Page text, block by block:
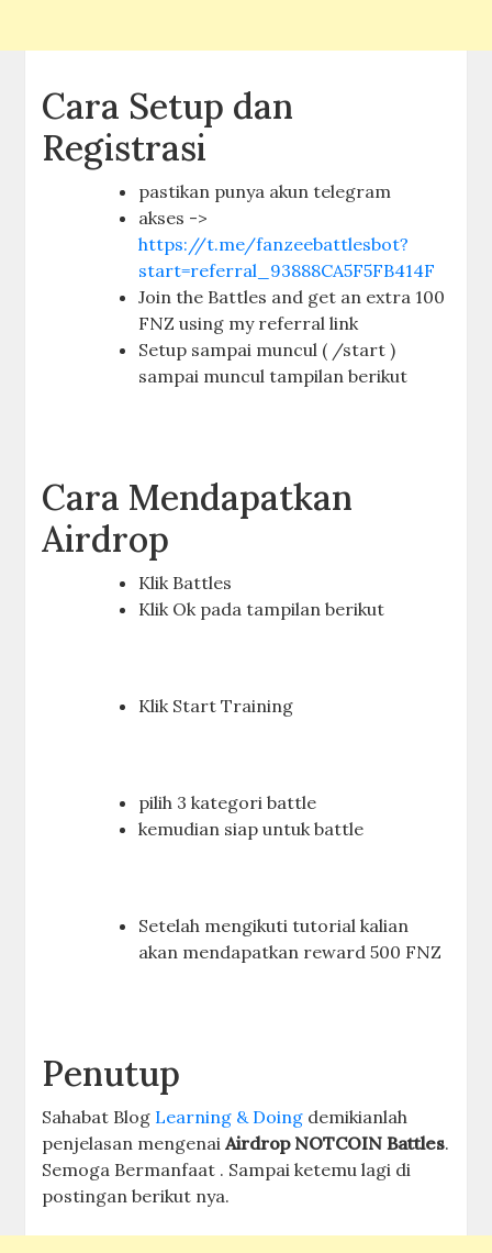
Cara Setup dan
Registrasi
pastikan punya akun telegram
akses ->
https://t.me/fanzeebattlesbot?
start=referral_93888CA5F5FB414F
Join the Battles and get an extra 100
FNZ using my referral link
Setup sampai muncul ( /start )
sampai muncul tampilan berikut
Cara Mendapatkan
Airdrop
Klik Battles
Klik Ok pada tampilan berikut
Klik Start Training
pilih 3 kategori battle
kemudian siap untuk battle
Setelah mengikuti tutorial kalian
akan mendapatkan reward 500 FNZ
Penutup
Sahabat Blog Learning & Doing demikianlah
penjelasan mengenaiAirdrop NOTCOIN Battles.
Semoga Bermanfaat . Sampai ketemu lagi di
postingan berikut nya.